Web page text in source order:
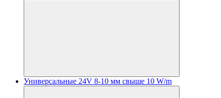
Универсальные 24V 8-10 мм свыше 10 W/m